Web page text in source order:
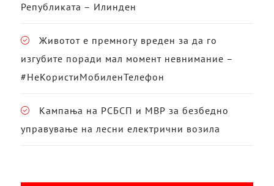
Републиката – Илинден
Животот е премногу вреден за да го
изгубите поради мал момент невнимание –
#НеКористиМобиленТелефон
Кампања на РСБСП и МВР за безбедно
управување на лесни електрични возила